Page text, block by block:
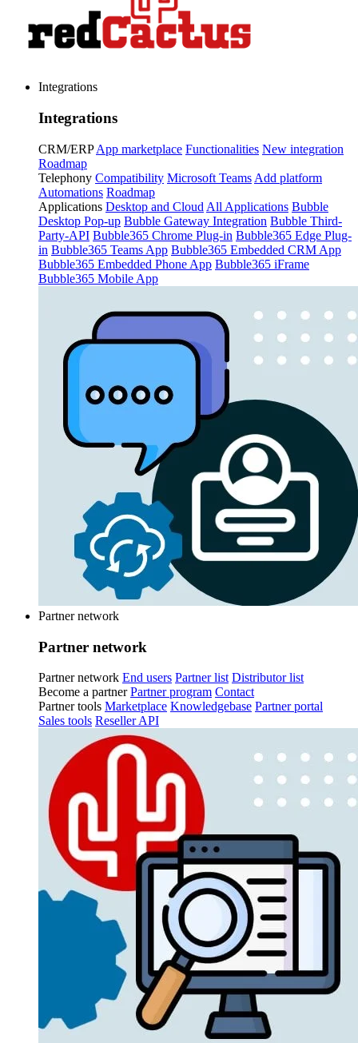
Integrations
Integrations
CRM/ERP App marketplace Functionalities New integration
Roadmap
Telephony Compatibility Microsoft Teams Add platform
Automations Roadmap
Applications Desktop and Cloud All Applications Bubble
Desktop Pop-up Bubble Gateway Integration Bubble Third-
Party-API Bubble365 Chrome Plug-in Bubble365 Edge Plug-
in Bubble365 Teams App Bubble365 Embedded CRM App
Bubble365 Embedded Phone App Bubble365 iFrame
Bubble365 Mobile App
Partner network
Partner network
Partner network End users Partner list Distributor list
Become a partner Partner program Contact
Partner tools Marketplace Knowledgebase Partner portal
Sales tools Reseller API